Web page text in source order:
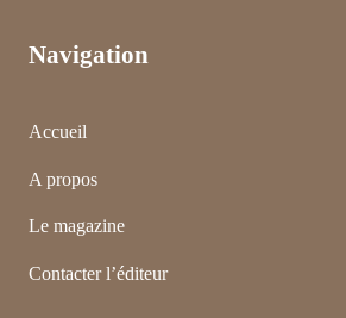
Navigation
Accueil
A propos
Le magazine
Contacter l’éditeur